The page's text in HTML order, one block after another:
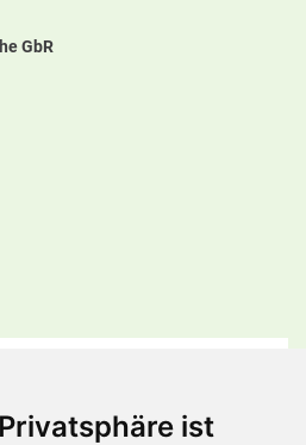
ist
GbR
Cookies werden benötigt! Bitte
Consent Einstellungen .